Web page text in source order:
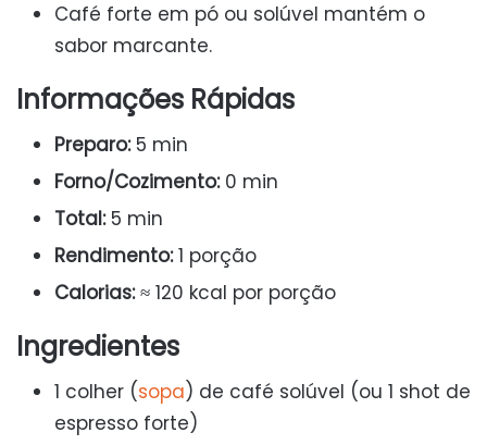
Café forte em pó ou solúvel mantém o
sabor marcante.
Informações Rápidas
Preparo:5 min
Forno/Cozimento:0 min
Total:5 min
Rendimento:1 porção
Calorias:≈ 120 kcal por porção
Ingredientes
1 colher (sopa) de café solúvel (ou 1 shot de
espresso forte)